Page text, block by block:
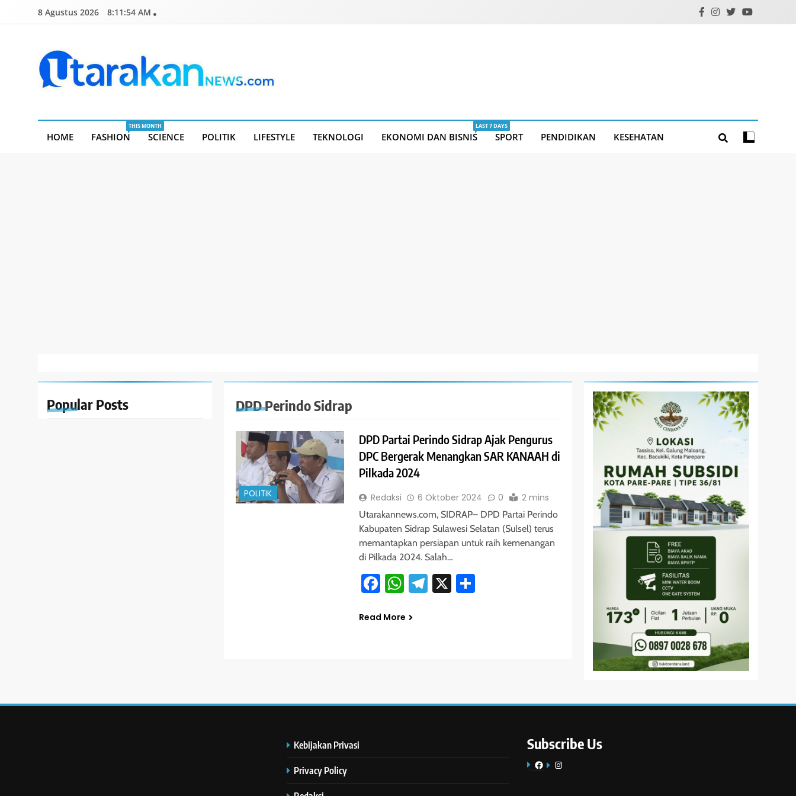
8 Agustus 2026 8:11:55 AM
HOME FASHION
THIS MONTH
SCIENCE POLITIK LIFESTYLE TEKNOLOGI EKONOMI DAN BISNIS
LAST 7 DAYS
SPORT PENDIDIKAN KESEHATAN
Popular Posts DPD Perindo Sidrap
POLITIK
DPD Partai Perindo Sidrap Ajak Pengurus
DPC Bergerak Menangkan SAR KANAAH di
Pilkada 2024
Redaksi 6 Oktober 2024 0 2 mins
Utarakannews.com, SIDRAP– DPD Partai Perindo
Kabupaten Sidrap Sulawesi Selatan (Sulsel) terus
memantapkan persiapan untuk raih kemenangan
di Pilkada 2024. Salah…
Facebook
WhatsApp
Telegram
X Share
Read More
Kebijakan Privasi
Privacy Policy
Subscribe Us
FacebookInstagram